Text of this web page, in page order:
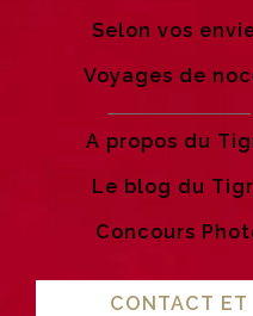
Selon vos
Voyages de
A propos du
Le blog du
Concours
CONTACT ET